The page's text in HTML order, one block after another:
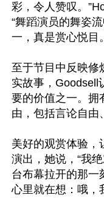
彩，令人赞叹。
“舞蹈演员的舞姿
一，真是赏心悦目
至于节目中反映修
实故事，Goodsell
要的价值之一。拥
由，包括言论自由
美好的观赏体验，
演出，她说，“我
台布幕拉开的那一
心里就在想：哦，